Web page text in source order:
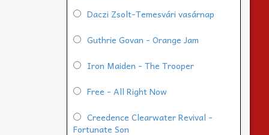
Daczi Zsolt-Temesvári vasárnap
Guthrie Govan - Orange Jam
Iron Maiden - The Trooper
Free - All Right Now
Creedence Clearwater Revival -
Fortunate Son